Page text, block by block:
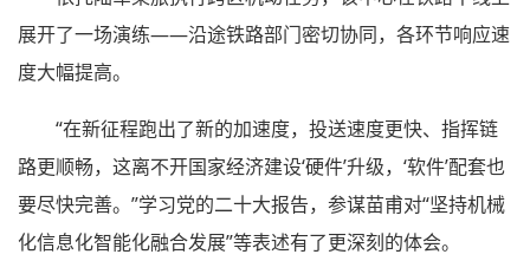
展开了一场演练——沿途铁路部门密切协同，各环节响应速
度大幅提高。
“在新征程跑出了新的加速度，投送速度更快、指挥链
路更顺畅，这离不开国家经济建设‘硬件’升级，‘软件’配套也
要尽快完善。”学习党的二十大报告，参谋苗甫对“坚持机械
化信息化智能化融合发展”等表述有了更深刻的体会。